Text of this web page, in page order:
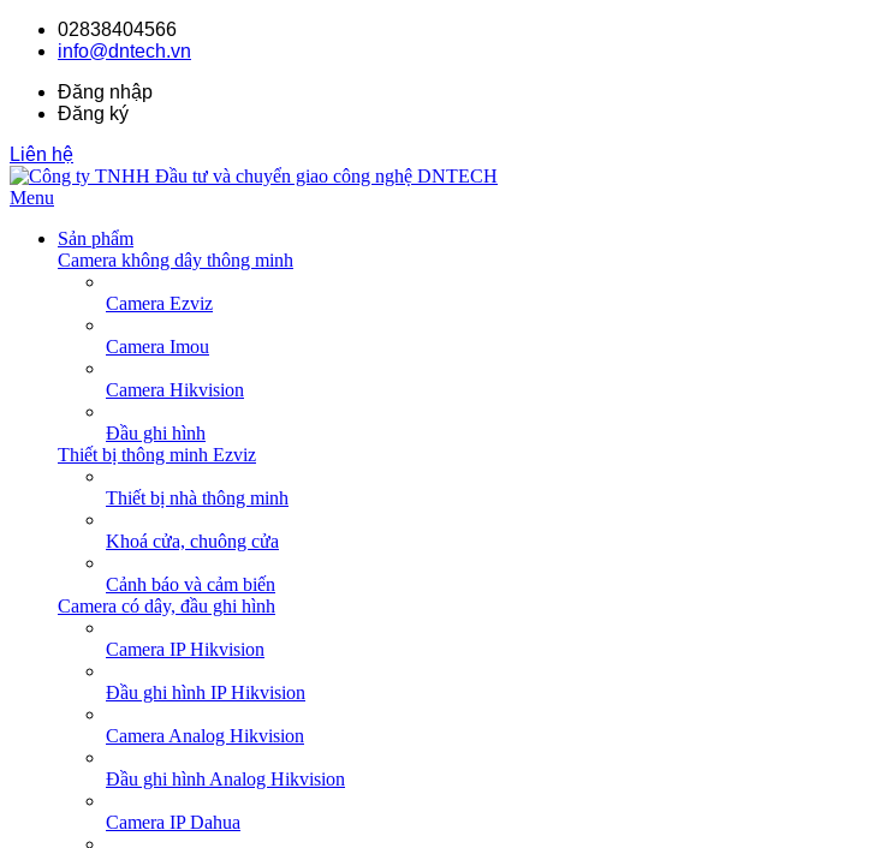
02838404566
info@dntech.vn
Đăng nhập
Đăng ký
Liên hệ
Menu
Sản phẩm
Camera không dây thông minh
Camera Ezviz
Camera Imou
Camera Hikvision
Đầu ghi hình
Thiết bị thông minh Ezviz
Thiết bị nhà thông minh
Khoá cửa, chuông cửa
Cảnh báo và cảm biến
Camera có dây, đầu ghi hình
Camera IP Hikvision
Đầu ghi hình IP Hikvision
Camera Analog Hikvision
Đầu ghi hình Analog Hikvision
Camera IP Dahua